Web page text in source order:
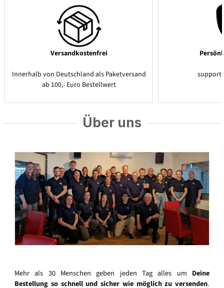
Versandkostenfrei
Innerhalb von Deutschland als Paketversand
ab 100,- Euro Bestellwert
Über uns
Mehr als 30 Menschen geben jeden Tag alles um Deine
Bestellung so schnell und sicher wie möglich zu versenden.